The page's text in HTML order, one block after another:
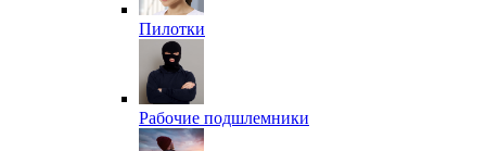
Пилотки
Рабочие подшлемники